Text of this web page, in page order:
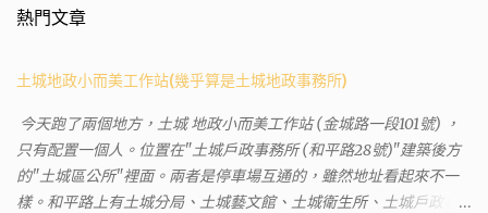
熱門文章
土城地政小而美工作站(幾乎算是土城地政事務所)
今天跑了兩個地方，土城 地政小而美工作站 (金城路一段101號) ，
只有配置一個人。位置在"土城戶政事務所 (和平路28號)"建築後方
的"土城區公所"裡面。兩者是停車場互通的，雖然地址看起來不一
樣。和平路上有土城分局、土城藝文館、土城衛生所、土城戶政事